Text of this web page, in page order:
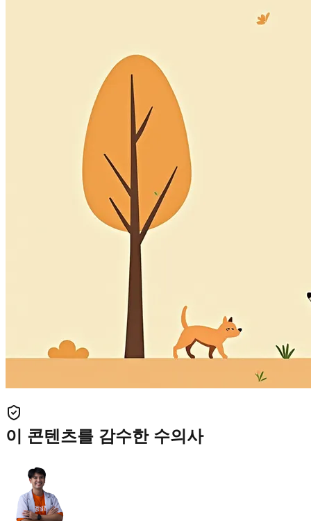
이 콘텐츠를 감수한 수의사